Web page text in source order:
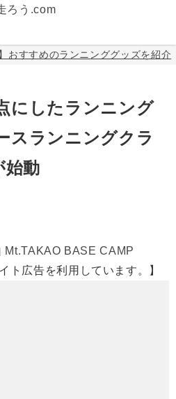
おすすめのランニンググッズを紹介
にしたランニング
スランニングクラ
始動
Mt.TAKAO BASE CAMP
ト広告を利用しています。】